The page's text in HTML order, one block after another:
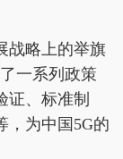
战略上的举旗
一系列政策
证、标准制
，为中国5G的